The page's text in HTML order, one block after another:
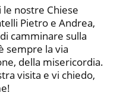
nostre Chiese
Pietro e Andrea,
camminare sulla
sempre la via
della misericordia.
visita e vi chiedo,